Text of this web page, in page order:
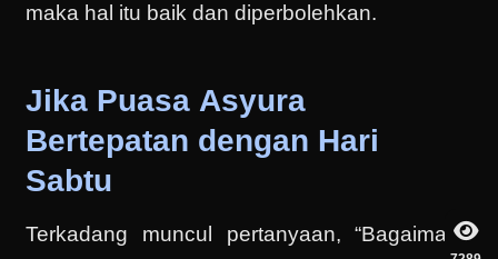
maka hal itu baik dan diperbolehkan.
Jika Puasa Asyura
Bertepatan dengan Hari
Sabtu
Terkadang muncul pertanyaan, “Bagaimana